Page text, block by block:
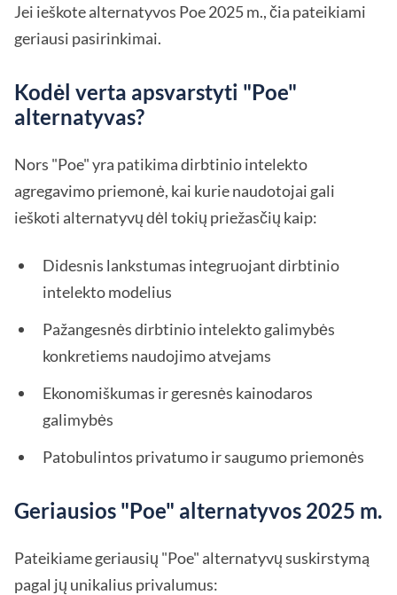
Jei ieškote alternatyvos Poe 2025 m., čia pateikiami
geriausi pasirinkimai.
Kodėl verta apsvarstyti "Poe"
alternatyvas?
Nors "Poe" yra patikima dirbtinio intelekto
agregavimo priemonė, kai kurie naudotojai gali
ieškoti alternatyvų dėl tokių priežasčių kaip:
Didesnis lankstumas integruojant dirbtinio
intelekto modelius
Pažangesnės dirbtinio intelekto galimybės
konkretiems naudojimo atvejams
Ekonomiškumas ir geresnės kainodaros
galimybės
Patobulintos privatumo ir saugumo priemonės
Geriausios "Poe" alternatyvos 2025 m.
Pateikiame geriausių "Poe" alternatyvų suskirstymą
pagal jų unikalius privalumus: